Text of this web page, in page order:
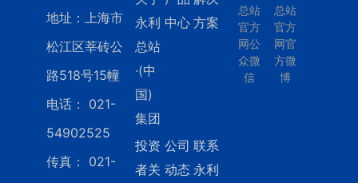
地址：上海市
松江区莘砖公
路518号15幢
电话： 021-
54902525
传真： 021-
取消
记录
永利
总站
·(中
国)
集团
中心 方案
投资
者关
公司
动态
联系
永利
总站
官方
网公
众微
信
总站
官方
网官
方微
博